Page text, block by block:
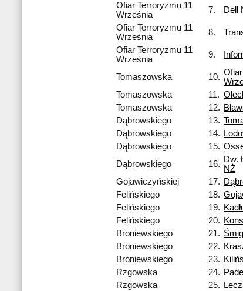
Ofiar Terroryzmu 11
Września
7. Dell
Ofiar Terroryzmu 11
Września
8.
Ofiar Terroryzmu 11
Września
9.
Tomaszowska 10.
Tomaszowska 11.
Tomaszowska
12.
Dąbrowskiego
13.
Dąbrowskiego
14.
Dąbrowskiego
15.
Dąbrowskiego
16. Dw.
NŻ
Gojawiczyńskiej 17.
Felińskiego
18.
Felińskiego
19.
Felińskiego
20.
Broniewskiego
21.
Broniewskiego
22.
Broniewskiego
23.
Rzgowska
24.
Rzgowska
25.